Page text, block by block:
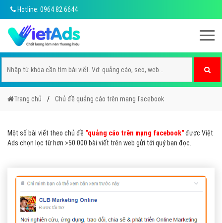
Hotline: 0964 82 6644
Trang chủ Chủ đề quảng cáo trên mạng facebook
Một số bài viết theo chủ đề "quảng cáo trên mạng facebook"được Việt
Ads chọn lọc từ hơn >50.000 bài viết trên web gửi tới quý bạn đọc.